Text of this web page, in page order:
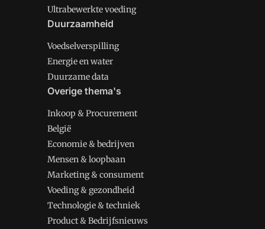
Ultrabewerkte voeding
Duurzaamheid
Voedselverspilling
Energie en water
Duurzame data
Overige thema's
Inkoop & Procurement
België
Economie & bedrijven
Mensen & loopbaan
Marketing & consument
Voeding & gezondheid
Technologie & techniek
Product & Bedrijfsnieuws